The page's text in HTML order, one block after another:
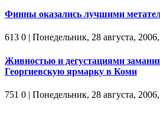
Финны оказались лучшими
613 0 | Понедельник, 28 августа,
Живностью и дегустациями
Георгиевскую ярмарку в Коми
751 0 | Понедельник, 28 августа,